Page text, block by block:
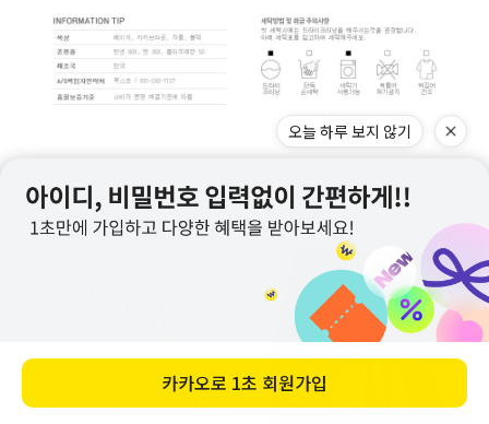
오늘 하루 보지 않기
카카오로 1초 회원가입